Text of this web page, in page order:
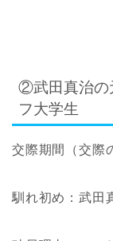
②武田真治の
フ大学生
交際期間 （交際
馴れ初め：武田